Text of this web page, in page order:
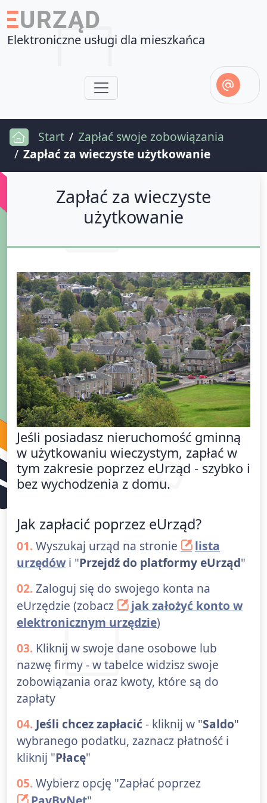
Elektroniczne usługi dla mieszkańca
Start
Zapłać swoje zobowiązania
Zapłać za wieczyste użytkowanie
Zapłać za wieczyste
użytkowanie
Jeśli posiadasz nieruchomość gminną
w użytkowaniu wieczystym, zapłać w
tym zakresie poprzez eUrząd - szybko i
bez wychodzenia z domu.
Jak zapłacić poprzez eUrząd?
01.Wyszukaj urząd na stronie
lista
urzędów i "Przejdź do platformy eUrząd"
02.Zaloguj się do swojego konta na
eUrzędzie (zobacz
jak założyć konto w
elektronicznym urzędzie)
03. Kliknij w swoje dane osobowe lub
nazwę firmy - w tabelce widzisz swoje
zobowiązania oraz kwoty, które są do
zapłaty
04. Jeśli chcez zapłacić - kliknij w "Saldo"
wybranego podatku, zaznacz płatność i
kliknij "Płacę"
05.Wybierz opcję "Zapłać poprzez